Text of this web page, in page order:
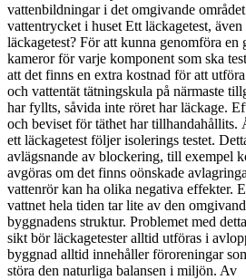
vattenbildningar i det omgivande
vattentrycket i huset Ett läckagetest,
läckagetest? För att kunna genomföra
kameror för varje komponent som ska
att det finns en extra kostnad för att
och vattentät tätningskula på närmaste
har fyllts, såvida inte röret har läckage.
och beviset för täthet har tillhandahållits.
ett läckagetest följer isolerings testet.
avlägsnande av blockering, till exempel
avgöras om det finns oönskade
vattenrör kan ha olika negativa effekter.
vattnet hela tiden tar lite av den
byggnadens struktur. Problemet med
sikt bör läckagetester alltid utföras i
byggnad alltid innehåller föroreningar
störa den naturliga balansen i miljön. Av